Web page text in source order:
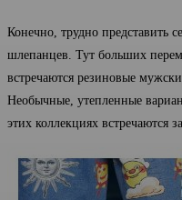
Конечно, трудно представить
шлепанцев. Тут больших
встречаются резиновые
Необычные, утепленные
этих коллекциях встречаются